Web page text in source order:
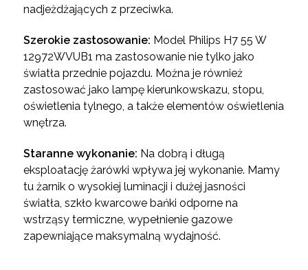
nadjeżdżających z przeciwka.
Szerokie zastosowanie: Model Philips H7 55 W
12972WVUB1 ma zastosowanie nie tylko jako
światła przednie pojazdu. Można je również
zastosować jako lampę kierunkowskazu, stopu,
oświetlenia tylnego, a także elementów oświetlenia
wnętrza.
Staranne wykonanie: Na dobrą i długą
eksploatację żarówki wpływa jej wykonanie. Mamy
tu żarnik o wysokiej luminacji i dużej jasności
światła, szkło kwarcowe bańki odporne na
wstrząsy termiczne, wypełnienie gazowe
zapewniające maksymalną wydajność.